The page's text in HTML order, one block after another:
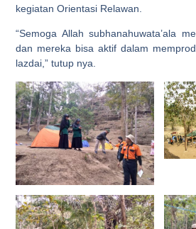
kegiatan Orientasi Relawan.
“Semoga Allah subhanahuwata’ala
dan mereka bisa aktif dalam
lazdai,” tutup nya.